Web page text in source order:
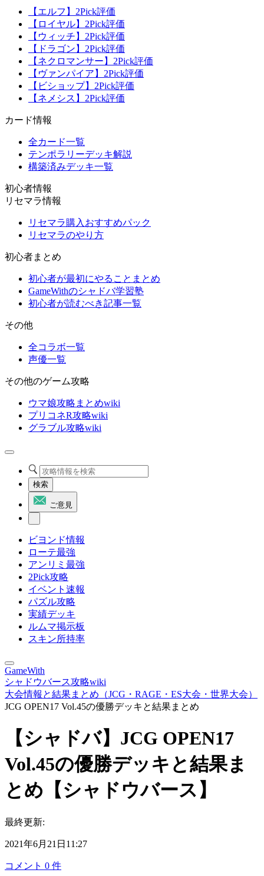
【エルフ】2Pick評価
【ロイヤル】2Pick評価
【ウィッチ】2Pick評価
【ドラゴン】2Pick評価
【ネクロマンサー】2Pick評価
【ヴァンパイア】2Pick評価
【ビショップ】2Pick評価
【ネメシス】2Pick評価
カード情報
全カード一覧
テンポラリーデッキ解説
構築済みデッキ一覧
初心者情報
リセマラ情報
リセマラ購入おすすめパック
リセマラのやり方
初心者まとめ
初心者が最初にやることまとめ
GameWithのシャドバ学習塾
初心者が読むべき記事一覧
その他
全コラボ一覧
声優一覧
その他のゲーム攻略
ウマ娘攻略まとめwiki
プリコネR攻略wiki
グラブル攻略wiki
検索
ご意見
ビヨンド情報
ローテ最強
アンリミ最強
2Pick攻略
イベント速報
パズル攻略
実績デッキ
ルムマ掲示板
スキン所持率
GameWith
シャドウバース攻略wiki
大会情報と結果まとめ（JCG・RAGE・ES大会・世界大会）
JCG OPEN17 Vol.45の優勝デッキと結果まとめ
【シャドバ】JCG OPEN17
Vol.45の優勝デッキと結果ま
とめ【シャドウバース】
最終更新:
2021年6月21日11:27
コメント 0 件